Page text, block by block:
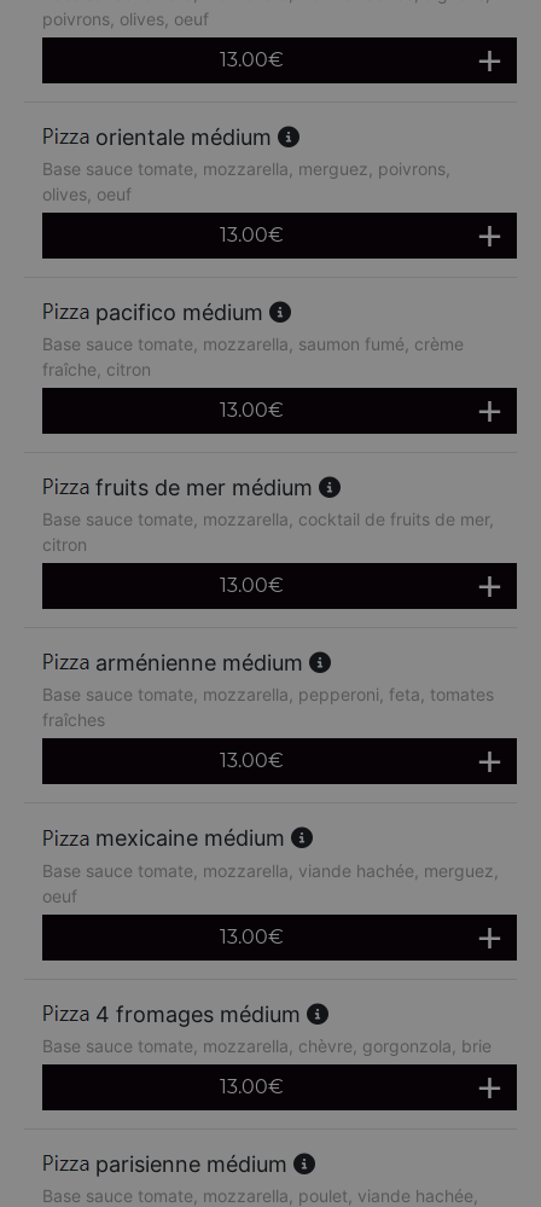
poivrons, olives, oeuf
13.00€
orientale médium
Base sauce tomate, mozzarella, merguez, poivrons,
olives, oeuf
13.00€
pacifico médium
Base sauce tomate, mozzarella, saumon fumé, crème
fraîche, citron
13.00€
fruits de mer médium
Base sauce tomate, mozzarella, cocktail de fruits de mer,
citron
13.00€
arménienne médium
Base sauce tomate, mozzarella, pepperoni, feta, tomates
fraîches
13.00€
mexicaine médium
Base sauce tomate, mozzarella, viande hachée, merguez,
oeuf
13.00€
4 fromages médium
Base sauce tomate, mozzarella, chèvre, gorgonzola, brie
13.00€
parisienne médium
Base sauce tomate, mozzarella, poulet, viande hachée,